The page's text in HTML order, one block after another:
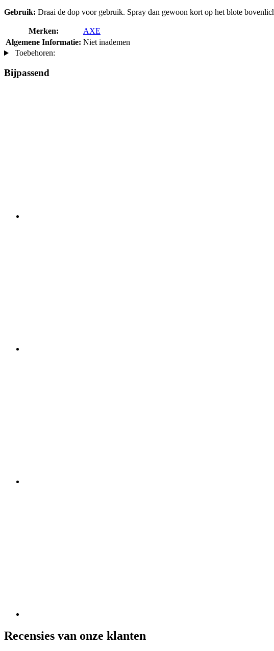
Gebruik: Draai de dop voor gebruik. Spray dan gewoon kort op het blote
Merken:
AXE
Algemene Informatie: Niet inademen
Toebehoren:
Bijpassend
Recensies van onze klanten